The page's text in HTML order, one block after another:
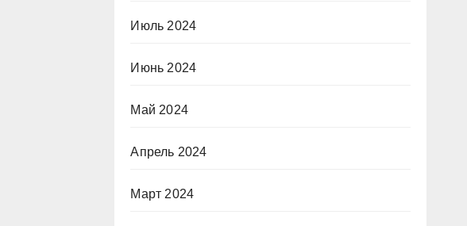
Июль 2024
Июнь 2024
Май 2024
Апрель 2024
Март 2024